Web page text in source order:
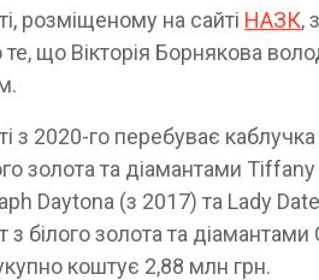
розміщеному на сайті НАЗК,
що Вікторія Борнякова
з 2020-го перебуває
золота та діамантами
Daytona (з 2017) та Lady
білого золота та діамантами
коштує 2,88 млн грн.